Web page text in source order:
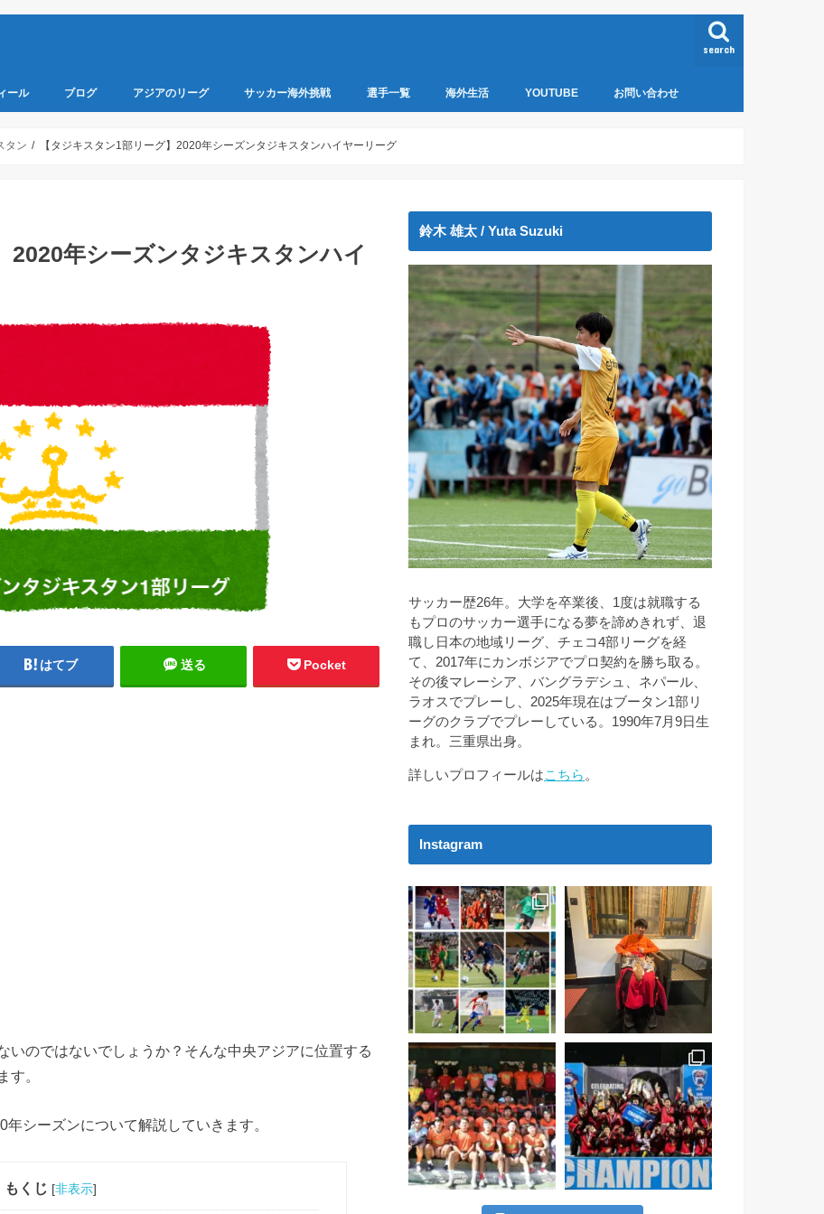
search
ール ブログ アジアのリーグ サッカー海外挑戦 選手一覧 海外生活 YOUTUBE お問い合わせ
タン 【タジキスタン1部リーグ】2020年シーズンタジキスタンハイヤーリーグ
2020年シーズンタジキスタンハイ
はてブ 送る Pocket
いのではないでしょうか？そんな中央アジアに位置する
す。
シーズンについて解説していきます。
もくじ [非表示]
鈴木 雄太 / Yuta Suzuki
サッカー歴26年。大学を卒業後、1度は就職する
もプロのサッカー選手になる夢を諦めきれず、退
職し日本の地域リーグ、チェコ4部リーグを経
て、2017年にカンボジアでプロ契約を勝ち取る。
その後マレーシア、バングラデシュ、ネパール、
ラオスでプレーし、2025年現在はブータン1部リ
ーグのクラブでプレーしている。1990年7月9日生
まれ。三重県出身。
詳しいプロフィールはこちら 。
Instagram